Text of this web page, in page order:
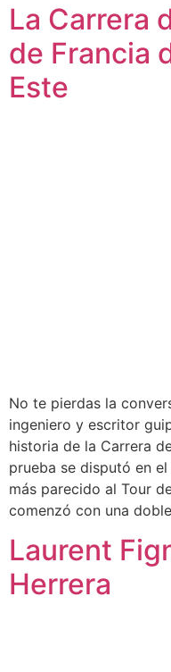
La Carrera
de Francia
Este
No te pierdas la
ingeniero y escritor
historia de la Carrera
prueba se disputó en
más parecido al Tour
comenzó con una
Laurent
Herrera